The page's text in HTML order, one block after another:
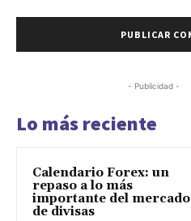
- Publicidad -
Lo más reciente
Calendario Forex: un
repaso a lo más
importante del mercado
de divisas